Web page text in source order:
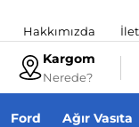
Hakkımızda
Kargom
Nerede?
Ford Ağır Vasıta